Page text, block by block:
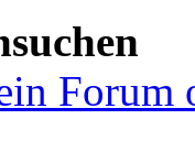
Forum